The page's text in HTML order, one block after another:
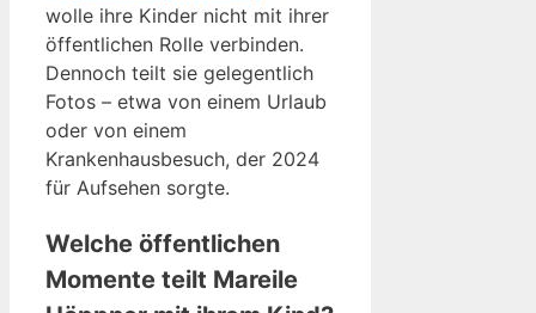
wolle ihre Kinder nicht mit ihrer
öffentlichen Rolle verbinden.
Dennoch teilt sie gelegentlich
Fotos – etwa von einem Urlaub
oder von einem
Krankenhausbesuch, der 2024
für Aufsehen sorgte.
Welche öffentlichen
Momente teilt Mareile